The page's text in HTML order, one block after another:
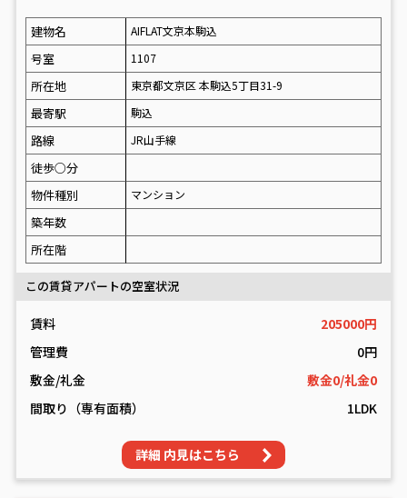
建物名 AIFLAT文京本駒込
号室 1107
所在地 東京都文京区 本駒込5丁目31-9
最寄駅 駒込
路線 JR山手線
徒歩○分
物件種別
マンション
築年数
所在階
この賃貸アパートの空室状況
賃料
205000円
管理費
0円
敷金/礼金
敷金0/礼金0
間取り（専有面積）
1LDK
詳細 内見はこちら